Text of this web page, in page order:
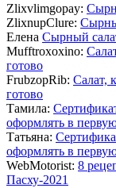
Zlixvlimgopay:
ZlixnupClure:
Елена Сырный
Mufftroxoxino:
готово
FrubzopRib: Салат,
готово
Тамила:
оформлять в
Татьяна:
оформлять в
WebMotorist: 8
Пасху-2021